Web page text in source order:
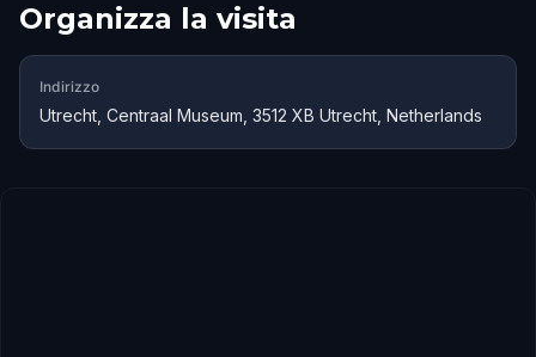
Organizza la visita
Indirizzo
Utrecht, Centraal Museum, 3512 XB Utrecht, Netherlands